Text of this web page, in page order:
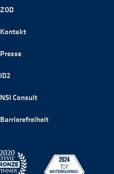
ZOD
Kontakt
Presse
ID2
NSI Consult
Barrierefreiheit